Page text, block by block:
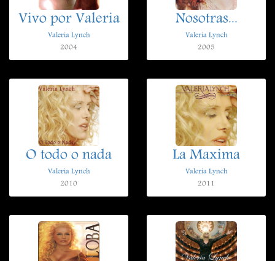
Vivo por Valeria
Valeria Lynch
2004
Nosotras...
Valeria Lynch
2005
O todo o nada
Valeria Lynch
2010
La Maxima
Valeria Lynch
2011